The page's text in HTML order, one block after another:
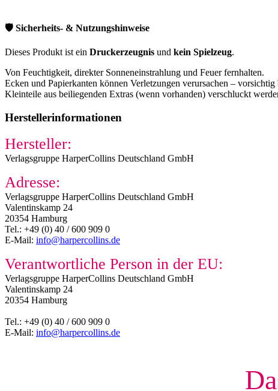
🛡️ Sicherheits- & Nutzungshinweise
Dieses Produkt ist ein Druckerzeugnis und kein Spielzeug.
Von Feuchtigkeit, direkter Sonneneinstrahlung und Feuer fernhalten.
Ecken und Papierkanten können Verletzungen verursachen –
Kleinteile aus beiliegenden Extras (wenn vorhanden) verschluckt
Herstellerinformationen
Hersteller:
Verlagsgruppe HarperCollins Deutschland GmbH
Adresse:
Verlagsgruppe HarperCollins Deutschland GmbH
Valentinskamp 24
20354 Hamburg
Tel.: +49 (0) 40 / 600 909 0
E-Mail: info@harpercollins.de
Verantwortliche Person in der EU:
Verlagsgruppe HarperCollins Deutschland GmbH
Valentinskamp 24
20354 Hamburg
Tel.: +49 (0) 40 / 600 909 0
E-Mail: info@harpercollins.de